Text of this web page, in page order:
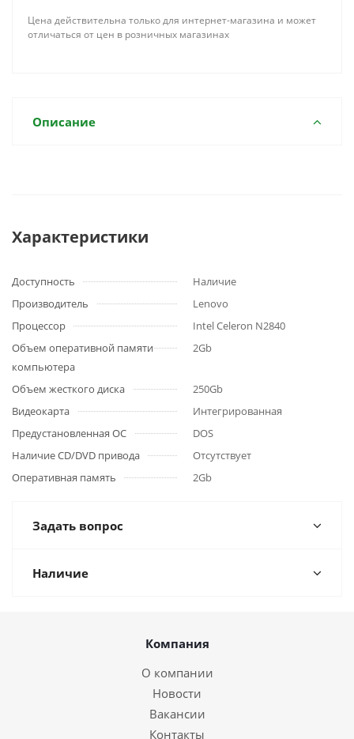
Цена действительна только для интернет-магазина и может
отличаться от цен в розничных магазинах
Описание
Характеристики
Доступность
Наличие
Производитель
Lenovo
Процессор
Intel Celeron N2840
Объем оперативной памяти
компьютера
2Gb
Объем жесткого диска
250Gb
Видеокарта
Интегрированная
Предустановленная ОС
DOS
Наличие CD/DVD привода
Отсутствует
Оперативная память
2Gb
Задать вопрос
Наличие
Компания
О компании
Новости
Вакансии
Контакты